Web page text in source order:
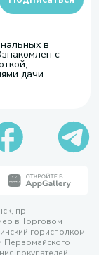
в
с
дачи
пр.
в Торговом
горисполком,
Первомайского